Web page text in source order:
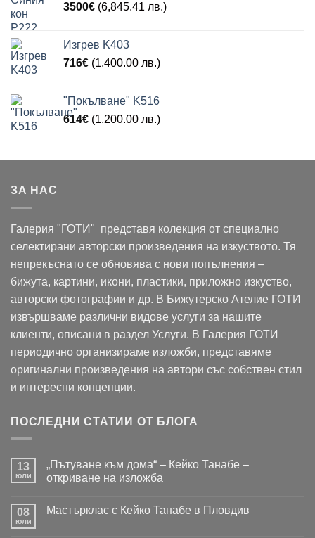
3500€ (6,845.41 лв.)
Изгрев K403
716€ (1,400.00 лв.)
"Покълване" K516
614€ (1,200.00 лв.)
ЗА НАС
Галерия "ГОТИ" представя колекция от специално
селектирани авторски произведения на изкуството. Тя
непрекъснато се обновява с нови попълнения –
бижута, картини, икони, пластики, приложно изкуство,
авторски фотографии и др. В Бижутерско Ателие ГОТИ
извършваме различни видове услуги за нашите
клиенти, описани в раздел Услуги. В Галерия ГОТИ
периодично организираме изложби, представяме
оригинални произведения на автори със собствен стил
и интересни концепции.
ПОСЛЕДНИ СТАТИИ ОТ БЛОГА
13
юли
„Пътуване към дома“ – Кейко Танабе –
откриване на изложба
за
„Пътуване
08
юли
Мастърклас с Кейко Танабе в Пловдив